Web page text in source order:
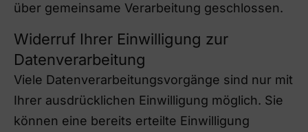
über gemeinsame Verarbeitung geschlossen.
Widerruf Ihrer Einwilligung zur
Datenverarbeitung
Viele Datenverarbeitungsvorgänge sind nur mit
Ihrer ausdrücklichen Einwilligung möglich. Sie
können eine bereits erteilte Einwilligung